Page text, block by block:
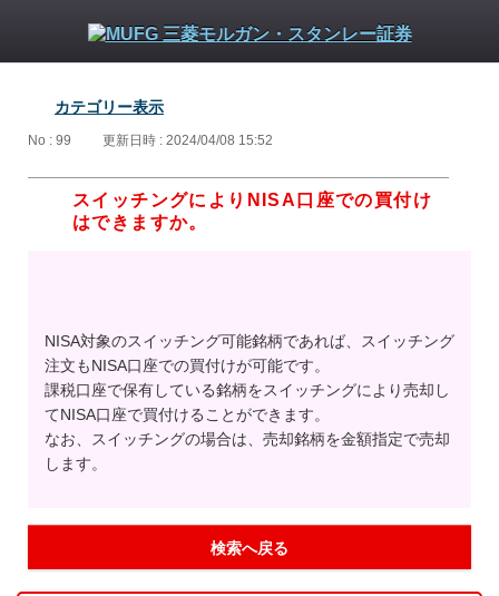
カテゴリー表示
No : 99 更新日時 : 2024/04/08 15:52
スイッチングによりNISA口座での買付け
はできますか。
NISA対象のスイッチング可能銘柄であれば、スイッチング
注文もNISA口座での買付けが可能です。
課税口座で保有している銘柄をスイッチングにより売却し
てNISA口座で買付けることができます。
なお、スイッチングの場合は、売却銘柄を金額指定で売却
します。
検索へ戻る